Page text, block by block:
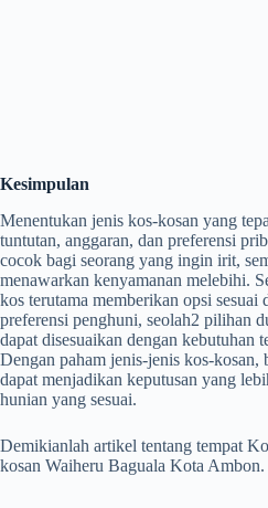
Kesimpulan
Menentukan jenis kos-kosan yang
tuntutan, anggaran, dan preferensi
cocok bagi seorang yang ingin irit,
menawarkan kenyamanan melebihi.
kos terutama memberikan opsi sesuai
preferensi penghuni, seolah2 pilihan
dapat disesuaikan dengan kebutuhan
Dengan paham jenis-jenis kos-kosan,
dapat menjadikan keputusan yang
hunian yang sesuai.
Demikianlah artikel tentang tempat
kosan Waiheru Baguala Kota Ambon.